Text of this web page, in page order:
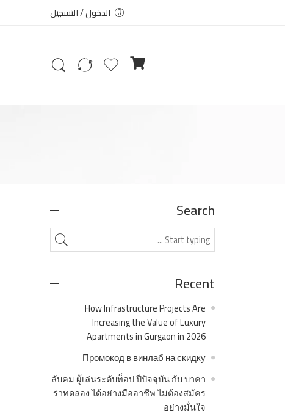
الدخول / التسجيل
Search
Recent
How Infrastructure Projects Are
Increasing the Value of Luxury
Apartments in Gurgaon in 2026
Промокод в винлаб на скидку
ลับคม ผู้เล่นระดับท็อป ปีปัจจุบัน กับ บาคา
ร่าทดลอง ได้อย่างมืออาชีพ ไม่ต้องสมัคร
อย่างมั่นใจ